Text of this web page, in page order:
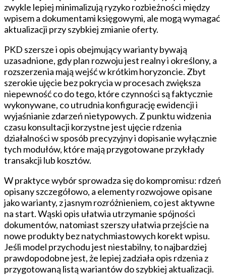
zwykle lepiej minimalizują ryzyko rozbieżności między
wpisem a dokumentami księgowymi, ale mogą wymagać
aktualizacji przy szybkiej zmianie oferty.
PKD szersze i opis obejmujący warianty bywają
uzasadnione, gdy plan rozwoju jest realny i określony, a
rozszerzenia mają wejść w krótkim horyzoncie. Zbyt
szerokie ujęcie bez pokrycia w procesach zwiększa
niepewność co do tego, które czynności są faktycznie
wykonywane, co utrudnia konfigurację ewidencji i
wyjaśnianie zdarzeń nietypowych. Z punktu widzenia
czasu konsultacji korzystne jest ujęcie rdzenia
działalności w sposób precyzyjny i dopisanie wyłącznie
tych modułów, które mają przygotowane przykłady
transakcji lub kosztów.
W praktyce wybór sprowadza się do kompromisu: rdzeń
opisany szczegółowo, a elementy rozwojowe opisane
jako warianty, z jasnym rozróżnieniem, co jest aktywne
na start. Wąski opis ułatwia utrzymanie spójności
dokumentów, natomiast szerszy ułatwia przejście na
nowe produkty bez natychmiastowych korekt wpisu.
Jeśli model przychodu jest niestabilny, to najbardziej
prawdopodobne jest, że lepiej zadziała opis rdzenia z
przygotowaną listą wariantów do szybkiej aktualizacji.